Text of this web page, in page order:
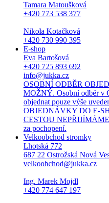
Tamara Matoušková
+420 773 538 377
Nikola Kotačková
+420 730 990 395
E-shop
Eva Bartošová
+420 725 893 692
info@jukka.cz
OSOBNÍ ODBĚR
MOŽNÝ. Osobní odběr v
objednat pouze výše
OBJEDNÁVKY DO E-
CESTOU
za pochopení.
Velkoobchod stromky
Lhotská 772
687 22 Ostrožská Nová
velkoobchod@jukka.cz
Ing. Marek Mojdl
+420 774 647 197